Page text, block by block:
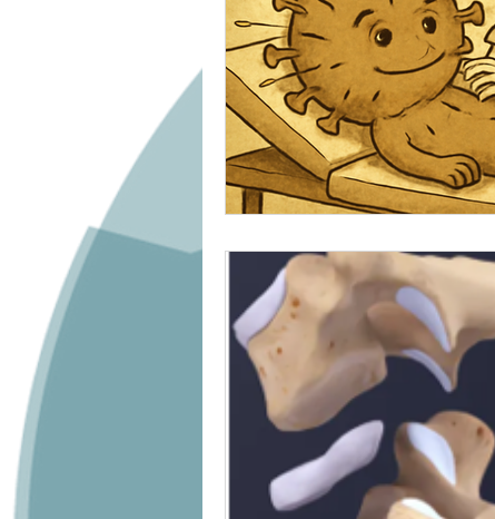
Epaule rééducation Dents/
Épigénétique